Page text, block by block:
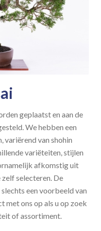
geplaatst en aan de
We hebben een
van shohin
variëteiten, stijlen
afkomstig uit
zelf selecteren. De
een voorbeeld van
met ons op als u op zoek
of assortiment.